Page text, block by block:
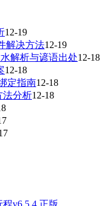
12-19
解决方法12-19
解析与谚语出处12-18
12-18
定指南12-18
法分析12-18